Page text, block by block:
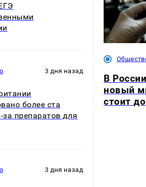
3 дня назад
более ста
за препаратов для
3 дня назад
В
новый
стоит